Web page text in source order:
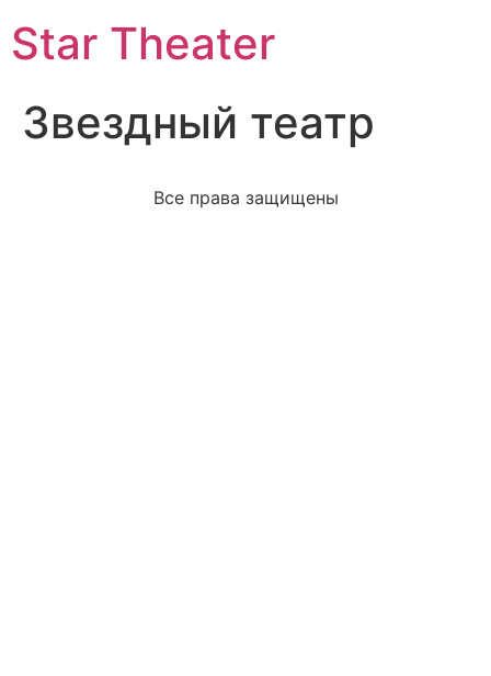
Star Theater
Звездный театр
Все права защищены